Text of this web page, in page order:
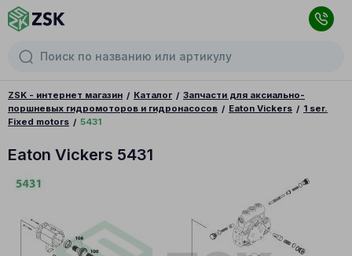
ZSK - интернет магазин Каталог
Запчасти для аксиально-
поршневых гидромоторов и гидронасосов
Eaton Vickers
1 ser.
Fixed motors
5431
Eaton Vickers 5431